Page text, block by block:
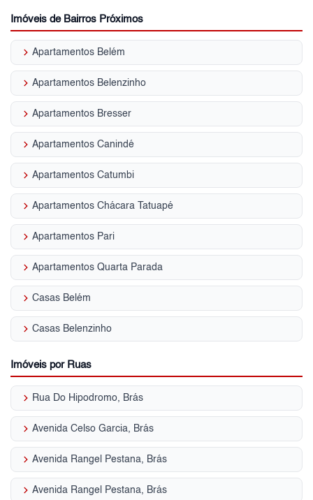
Imóveis de Bairros Próximos
keyboard_arrow_right Apartamentos Belém
keyboard_arrow_right Apartamentos Belenzinho
keyboard_arrow_right Apartamentos Bresser
keyboard_arrow_right Apartamentos Canindé
keyboard_arrow_right Apartamentos Catumbi
keyboard_arrow_right Apartamentos Chácara Tatuapé
keyboard_arrow_right Apartamentos Pari
keyboard_arrow_right Apartamentos Quarta Parada
keyboard_arrow_right Casas Belém
keyboard_arrow_right Casas Belenzinho
Imóveis por Ruas
keyboard_arrow_right Rua Do Hipodromo, Brás
keyboard_arrow_right Avenida Celso Garcia, Brás
keyboard_arrow_right Avenida Rangel Pestana, Brás
keyboard_arrow_right Avenida Rangel Pestana, Brás